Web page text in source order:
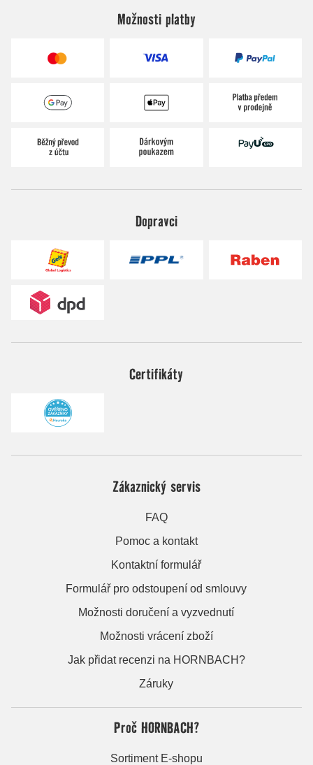
Možnosti platby
Dopravci
Certifikáty
Zákaznický servis
FAQ
Pomoc a kontakt
Kontaktní formulář
Formulář pro odstoupení od smlouvy
Možnosti doručení a vyzvednutí
Možnosti vrácení zboží
Jak přidat recenzi na HORNBACH?
Záruky
Proč HORNBACH?
Sortiment E-shopu